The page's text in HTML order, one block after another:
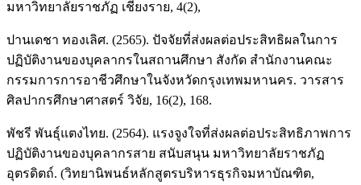
มหาวิทยาลัยราชภัฏ เชียงราย, 4(2),
ปานเดชา ทองเลิศ. (2565). ปัจจัยที่ส่งผลต่อประสิทธิผลในการ
ปฏิบัติงานของบุคลากรในสถานศึกษา สังกัด สำนักงานคณะ
กรรมการการอาชีวศึกษาในจังหวัดกรุงเทพมหานคร. วารสาร
ศิลปากรศึกษาศาสตร์ วิจัย, 16(2), 168.
พัชรี พันธุ์แตงไทย. (2564). แรงจูงใจที่ส่งผลต่อประสิทธิภาพการ
ปฏิบัติงานของบุคลากรสาย สนับสนุน มหาวิทยาลัยราชภัฏ
อุตรดิตถ์. (วิทยานิพนธ์หลักสูตรบริหารธุรกิจมหาบัณฑิต,